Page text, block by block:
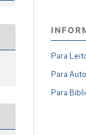
Para
Para
Para